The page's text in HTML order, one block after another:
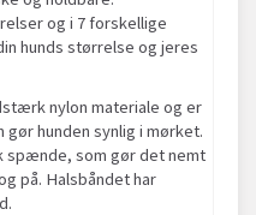
og i 7 forskellige
hunds størrelse og jeres
nylon materiale og er
hunden synlig i mørket.
spænde, som gør det nemt
på. Halsbåndet har